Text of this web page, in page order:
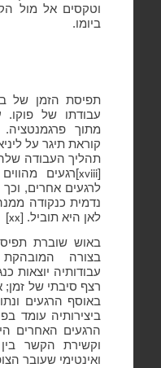
וטקסים אל מול
ביומו.
תפיסת הזמן של
עבודתו של פוקו.
מתוך
קוראת תיגר על
תהליך העבודה שלה
[
xviii]רגעים
לרגעים אחרים,
נדמית כנקודה
לאן היא תוביל. [xx
]
באוש שוברת
בצורה
עבודותיה יוצאות
רצף סיבתי של זמן;
באוסף הרגעים
ביצירותיה עומד
הרגעים האחרים
וקשירת הקשר
ואינטימי שעובר